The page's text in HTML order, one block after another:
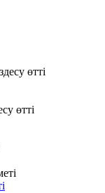
өтті
өтті